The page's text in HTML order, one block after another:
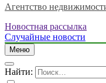
Агентство
Новостная рассылка
Случайные новости
Меню
Найти: